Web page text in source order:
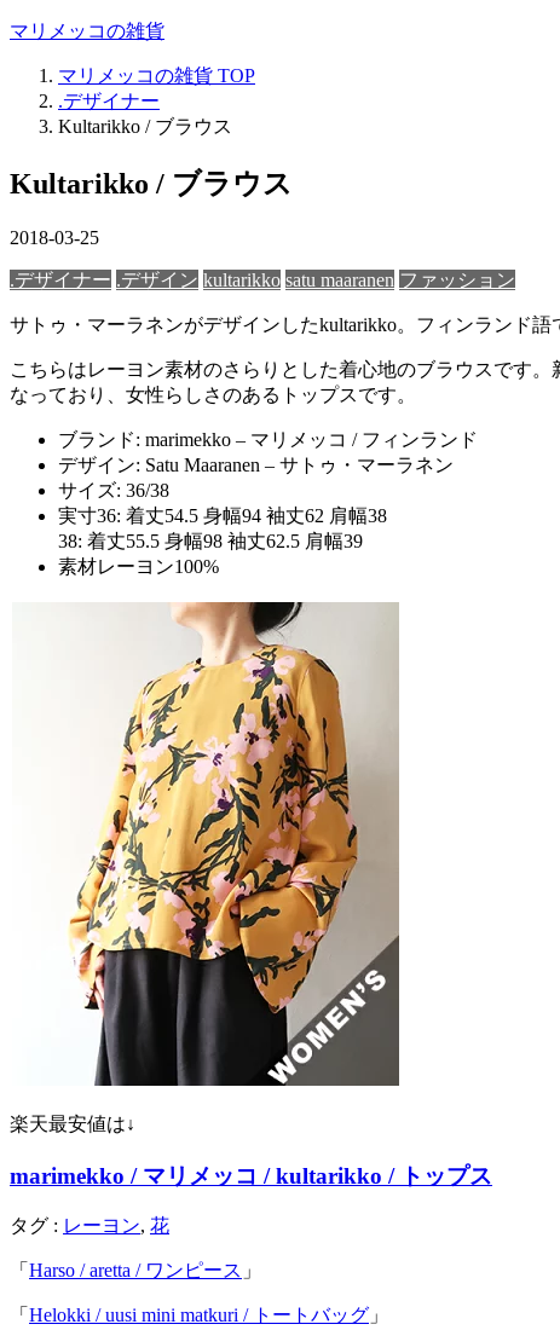
マリメッコの雑貨
マリメッコの雑貨 TOP
.デザイナー
Kultarikko / ブラウス
Kultarikko / ブラウス
2018-03-25
.デザイナー .デザイン kultarikko satu maaranen ファッション
サトゥ・マーラネンがデザインしたkultarikko。フィンランド
こちらはレーヨン素材のさらりとした着心地のブラウスです
なっており、女性らしさのあるトップスです。
ブランド: marimekko – マリメッコ / フィンランド
デザイン: Satu Maaranen – サトゥ・マーラネン
サイズ: 36/38
実寸36: 着丈54.5 身幅94 袖丈62 肩幅38
38: 着丈55.5 身幅98 袖丈62.5 肩幅39
素材レーヨン100%
楽天最安値は↓
marimekko / マリメッコ / kultarikko / トップス
タグ : レーヨン, 花
「 Harso / aretta / ワンピース 」
「 Helokki / uusi mini matkuri / トートバッグ 」